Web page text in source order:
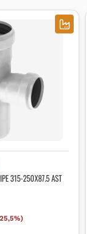
315-250X87.5 AST